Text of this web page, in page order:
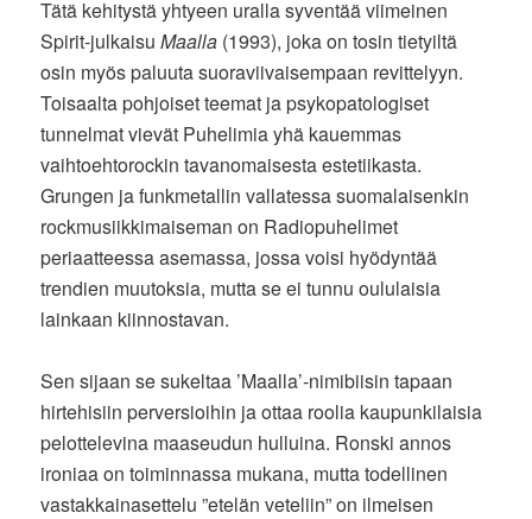
Tätä kehitystä yhtyeen uralla syventää viimeinen
Spirit-julkaisuMaalla (1993), joka on tosin tietyiltä
osin myös paluuta suoraviivaisempaan revittelyyn.
Toisaalta pohjoiset teemat ja psykopatologiset
tunnelmat vievät Puhelimia yhä kauemmas
vaihtoehtorockin tavanomaisesta estetiikasta.
Grungen ja funkmetallin vallatessa suomalaisenkin
rockmusiikkimaiseman on Radiopuhelimet
periaatteessa asemassa, jossa voisi hyödyntää
trendien muutoksia, mutta se ei tunnu oululaisia
lainkaan kiinnostavan.
Sen sijaan se sukeltaa ’Maalla’-nimibiisin tapaan
hirtehisiin perversioihin ja ottaa roolia kaupunkilaisia
pelottelevina maaseudun hulluina. Ronski annos
ironiaa on toiminnassa mukana, mutta todellinen
vastakkainasettelu ”etelän veteliin” on ilmeisen